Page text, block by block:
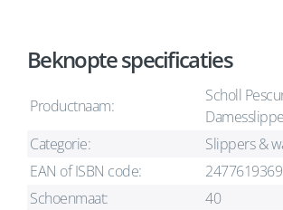
Beknopte specificaties
Productnaam:
Scholl
Categorie:
Slippers &
EAN of ISBN code:
Schoenmaat:
40